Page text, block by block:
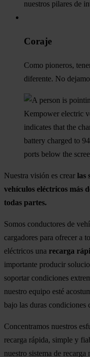
nuestros pilares de
Coraje
Como pioneros,
diferente. No
Nuestra visión es crear las
vehículos eléctricos más
todas partes.
Somos conductores de
cargadores para ofrecer a
eléctricos una recarga
importante producir
soportar condiciones
nuestro equipo esté
bajo las duras condiciones
Concentramos nuestros
recarga rápida, simple y
nuestro sistema de